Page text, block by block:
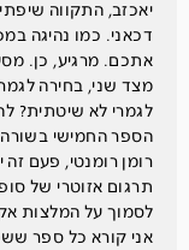
יאכזב, התקווה
דכאני. כמו נהיגה
אתכם. מרגיע, כן.
מצד שני, בחירה
לגמרי לא שיטתית?
הספר החמישי
רומן רומנטי, פעם
תרגום אזוטרי של
לסמוך על המלצות
אני קורא כל ספר